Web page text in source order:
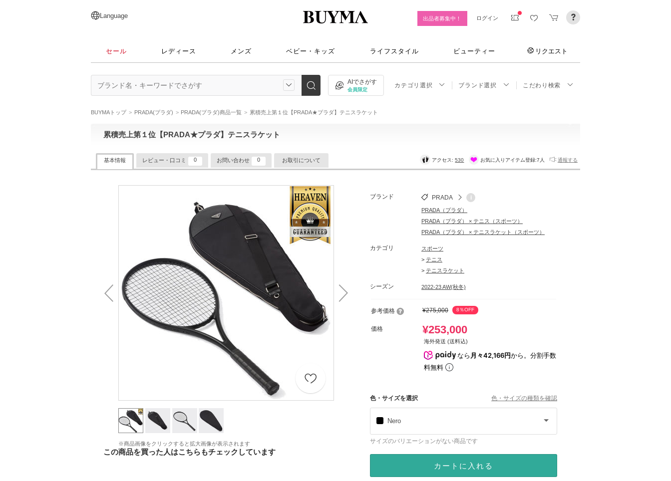
日本語
English
简体中文
繁體中文
Language 出品者募集中！ ログイン
セール レディース メンズ ベビー・キッズ ライフスタイル ビューティー リクエスト
AIでさがす
会員限定
カテゴリ選択 ブランド選択 こだわり検索
BUYMAトップ PRADA(プラダ) PRADA(プラダ)商品一覧 累積売上第１位【PRADA★プラダ】テニスラケット
累積売上第１位【PRADA★プラダ】テニスラケット
基本情報 レビュー・口コミ 0 お問い合わせ 0 お取引について アクセス:530 お気に入りアイテム登録:7人 通報する
※商品画像をクリックすると拡大画像が表示されます
この商品を買った人はこちらもチェックしています
ブランド PRADA i
PRADA（プラダ）
PRADA（プラダ） × テニス（スポーツ）
PRADA（プラダ） × テニスラケット（スポーツ）
カテゴリ
スポーツ
> テニス
> テニスラケット
シーズン 2022-23 AW(秋冬)
参考価格 ¥275,000 8％OFF
価格 ¥253,000
海外発送 (送料込)
なら 月々42,166円から。分割手数
料無料
色・サイズを選択 色・サイズの種類を確認
Nero
サイズのバリエーションがない商品です
カートに入れる